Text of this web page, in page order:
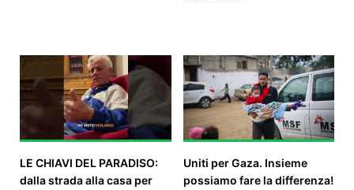
LE CHIAVI DEL PARADISO:
dalla strada alla casa per
Uniti per Gaza. Insieme
possiamo fare la differenza!